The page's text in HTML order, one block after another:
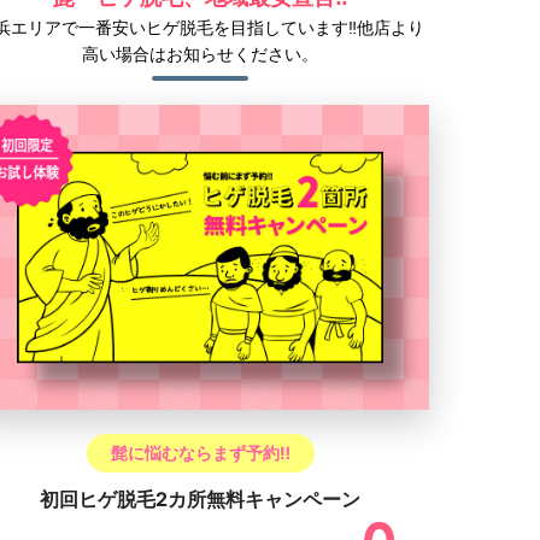
エリアで一番安いヒゲ脱毛を目指しています‼他店より
高い場合はお知らせください。
髭に悩むならまず予約‼
初回ヒゲ脱毛2カ所無料キャンペーン